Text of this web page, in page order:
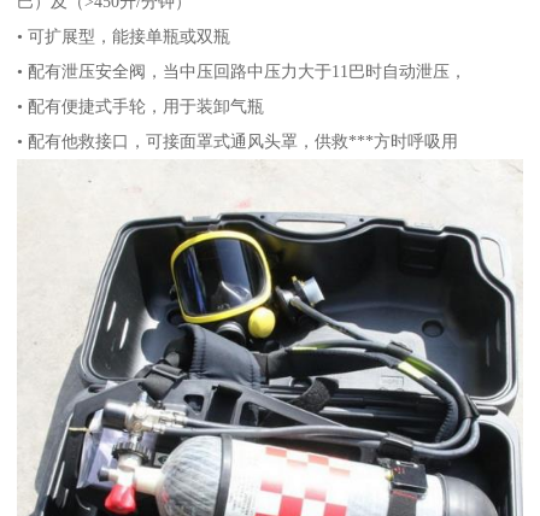
• 可扩展型，能接单瓶或双瓶
• 配有泄压安全阀，当中压回路中压力大于11巴时自动泄压，
• 配有便捷式手轮，用于装卸气瓶
• 配有他救接口，可接面罩式通风头罩，供救***方时呼吸用